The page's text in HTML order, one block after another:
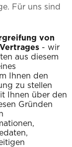
Für uns sind
von
- wir
aus diesem
Ihnen den
zu stellen
Ihnen über den
Gründen